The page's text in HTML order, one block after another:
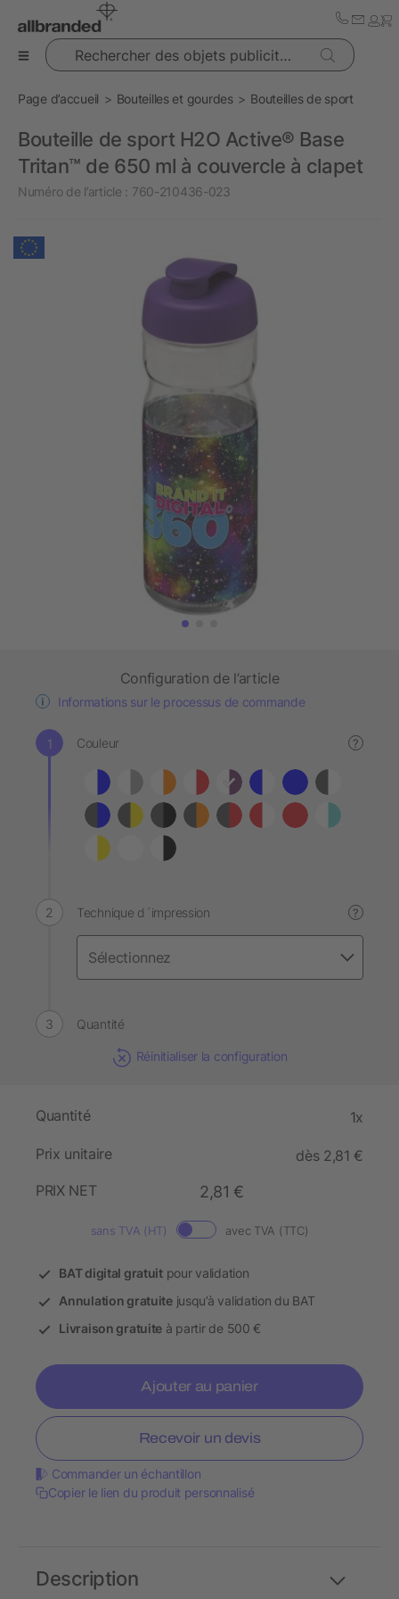
Rechercher des objets publicitaires
Page d’accueil Bouteilles et gourdes Bouteilles de sport
Bouteille de sport H2O Active® Base
Tritan™ de 650 ml à couvercle à clapet
Numéro de l’article : 760-210436-023
Configuration de l’article
Informations sur le processus de commande
Couleur ?
Technique d´impression ?
Quantité
Réinitialiser la configuration
Quantité 1x
Prix unitaire
dès 2,81 €
PRIX NET
2,81 €
sans TVA (HT) avec TVA (TTC)
BAT digital gratuitpour validation
Annulation gratuitejusqu’à validation du BAT
Livraison gratuite à partir de 500 €
Ajouter au panier
Recevoir un devis
Commander un échantillon
Copier le lien du produit personnalisé
Description